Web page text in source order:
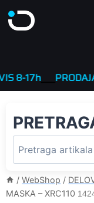
to
17h____PRODAJA 8-
/ WebShop /
MASKA – XRC110